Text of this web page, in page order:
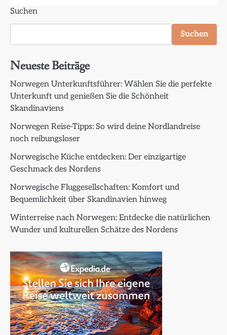
Suchen
Suchen
Neueste Beiträge
Norwegen Unterkunftsführer: Wählen Sie die perfekte
Unterkunft und genießen Sie die Schönheit
Skandinaviens
Norwegen Reise-Tipps: So wird deine Nordlandreise
noch reibungsloser
Norwegische Küche entdecken: Der einzigartige
Geschmack des Nordens
Norwegische Fluggesellschaften: Komfort und
Bequemlichkeit über Skandinavien hinweg
Winterreise nach Norwegen: Entdecke die natürlichen
Wunder und kulturellen Schätze des Nordens